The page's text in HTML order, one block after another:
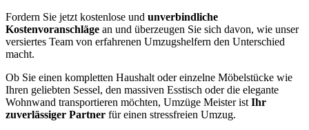
Fordern Sie jetzt kostenlose und unverbindliche
Kostenvoranschläge an und überzeugen Sie sich davon, wie unser
versiertes Team von erfahrenen Umzugshelfern den Unterschied
macht.
Ob Sie einen kompletten Haushalt oder einzelne Möbelstücke wie
Ihren geliebten Sessel, den massiven Esstisch oder die elegante
Wohnwand transportieren möchten, Umzüge Meister ist Ihr
zuverlässiger Partner für einen stressfreien Umzug.